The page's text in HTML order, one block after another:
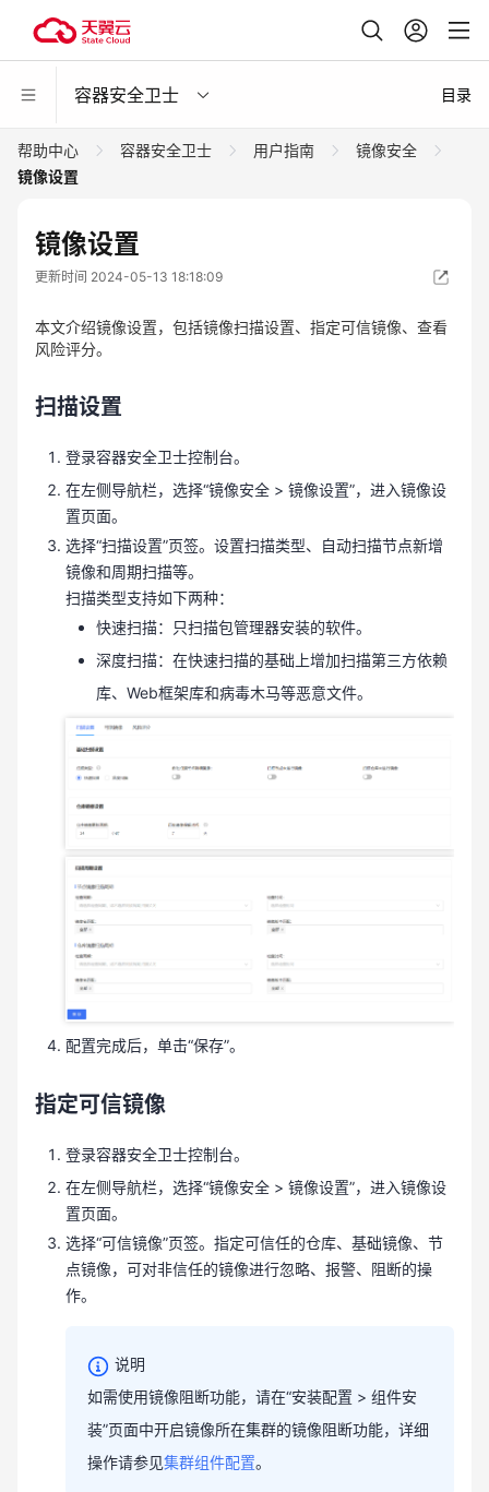
容器安全卫士 目录
帮助中心 容器安全卫士 用户指南
镜像安全
镜像设置
镜像设置
更新时间 2024-05-13 18:18:09
本文介绍镜像设置，包括镜像扫描设置、指定可信镜像、查看
风险评分。
扫描设置
登录容器安全卫士控制台。
在左侧导航栏，选择“镜像安全 > 镜像设置”，进入镜像设
置页面。
选择“扫描设置”页签。设置扫描类型、自动扫描节点新增
镜像和周期扫描等。
扫描类型支持如下两种：
快速扫描：只扫描包管理器安装的软件。
深度扫描：在快速扫描的基础上增加扫描第三方依赖
库、Web框架库和病毒木马等恶意文件。
配置完成后，单击“保存”。
指定可信镜像
登录容器安全卫士控制台。
在左侧导航栏，选择“镜像安全 > 镜像设置”，进入镜像设
置页面。
选择“可信镜像”页签。指定可信任的仓库、基础镜像、节
点镜像，可对非信任的镜像进行忽略、报警、阻断的操
作。
说明
如需使用镜像阻断功能，请在“安装配置 > 组件安
装”页面中开启镜像所在集群的镜像阻断功能，详细
操作请参见集群组件配置。